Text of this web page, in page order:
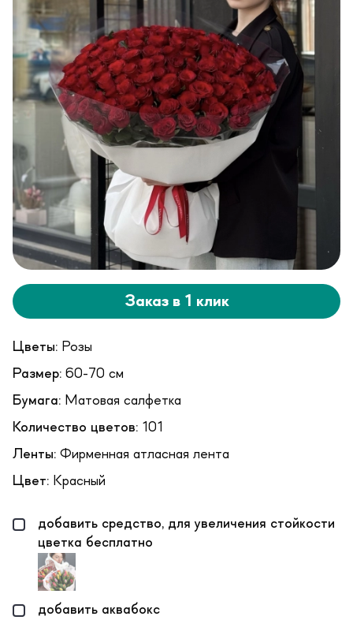
Заказ в 1 клик
Цветы: Розы
Размер: 60-70 см
Бумага: Матовая салфетка
Количество цветов: 101
Ленты: Фирменная атласная лента
Цвет: Красный
добавить средство, для увеличения стойкости
цветка бесплатно
добавить аквабокс